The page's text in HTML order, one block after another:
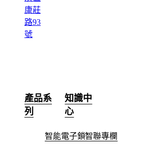
康莊
路93
號
產品系
列
智能電子鎖
知識中
心
智聯專欄